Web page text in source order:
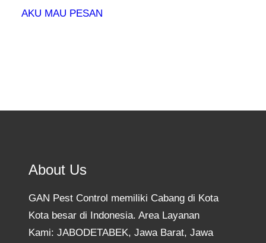
AKU MAU PESAN
About Us
GAN Pest Control memiliki Cabang di Kota
Kota besar di Indonesia. Area Layanan
Kami: JABODETABEK, Jawa Barat, Jawa